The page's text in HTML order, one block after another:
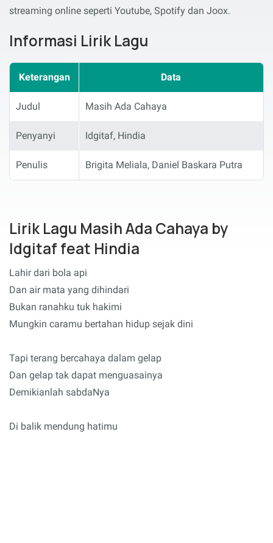
streaming online seperti Youtube, Spotify dan Joox.
Informasi Lirik Lagu
Keterangan Data
Judul Masih Ada Cahaya
Penyanyi Idgitaf, Hindia
Penulis Brigita Meliala, Daniel Baskara Putra
Lirik Lagu Masih Ada Cahaya by
Idgitaf feat Hindia
Lahir dari bola api
Dan air mata yang dihindari
Bukan ranahku tuk hakimi
Mungkin caramu bertahan hidup sejak dini
Tapi terang bercahaya dalam gelap
Dan gelap tak dapat menguasainya
Demikianlah sabdaNya
Di balik mendung hatimu